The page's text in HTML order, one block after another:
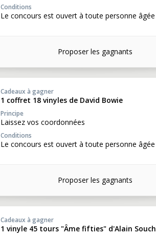
Conditions
Le concours est ouvert à toute personne
Proposer les gagnants
Cadeaux à gagner
1 coffret 18 vinyles de David Bowie
Principe
Laissez vos coordonnées
Conditions
Le concours est ouvert à toute personne
Proposer les gagnants
Cadeaux à gagner
1 vinyle 45 tours "Âme fifties" d'Alain